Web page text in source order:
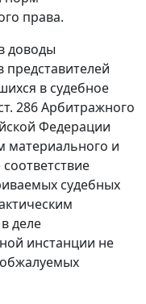
права.
доводы
в судебное
286Арбитражного
Федерации
материального и
судебных
деле
инстанции не